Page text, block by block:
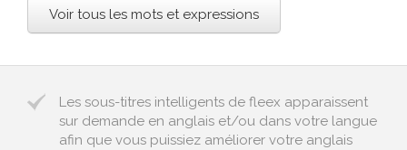
Voir tous les mots et expressions
Les sous-titres intelligents de fleex apparaissent
sur demande en anglais et/ou dans votre langue
afin que vous puissiez améliorer votre anglais